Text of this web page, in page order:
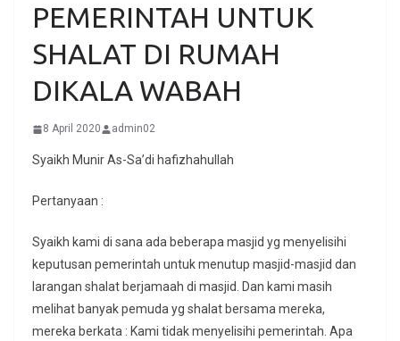
PEMERINTAH UNTUK
SHALAT DI RUMAH
DIKALA WABAH
8 April 2020 admin02
Syaikh Munir As-Sa’di hafizhahullah
Pertanyaan :
Syaikh kami di sana ada beberapa masjid yg menyelisihi
keputusan pemerintah untuk menutup masjid-masjid dan
larangan shalat berjamaah di masjid. Dan kami masih
melihat banyak pemuda yg shalat bersama mereka,
mereka berkata : Kami tidak menyelisihi pemerintah. Apa